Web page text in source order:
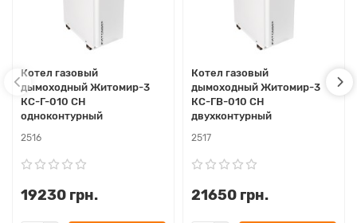
Котел газовый
дымоходный Житомир-3
КС-Г-010 СН
одноконтурный
2516
19230 грн.
Котел газовый
дымоходный Житомир-3
КС-ГВ-010 СН
двухконтурный
2517
21650 грн.